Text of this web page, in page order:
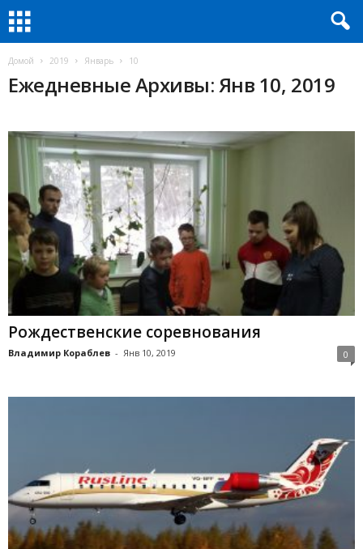
Домой 2019 Январь 10
Ежедневные Архивы: Янв 10, 2019
Рождественские соревнования
Владимир Кораблев - Янв 10, 2019 0